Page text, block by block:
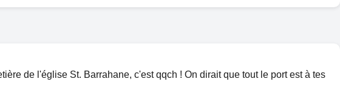
de l'église St. Barrahane, c'est qqch ! On dirait que tout le port est à tes